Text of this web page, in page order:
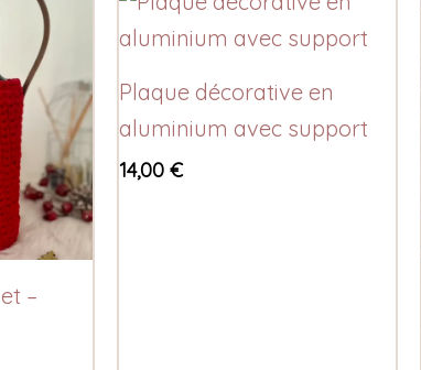
–
Plaque décorative en
aluminium avec support
14,00 €